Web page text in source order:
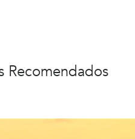
Recomendados